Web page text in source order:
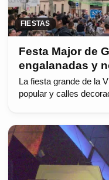
FIESTAS
Festa Major de
engalanadas y
La fiesta grande de la
popular y calles